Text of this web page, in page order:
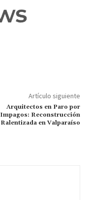
Artículo siguiente
Arquitectos en Paro por
Impagos: Reconstrucción
Ralentizada en Valparaíso